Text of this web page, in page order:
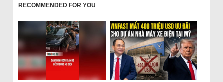
RECOMMENDED FOR YOU